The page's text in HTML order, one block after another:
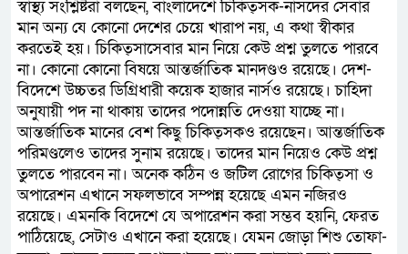
স্বাস্থ্য সংশ্লিষ্টরা বলছেন, বাংলাদেশে চিকিত্সক-নার্সদের সেবার
মান অন্য যে কোনো দেশের চেয়ে খারাপ নয়, এ কথা স্বীকার
করতেই হয়। চিকিত্সাসেবার মান নিয়ে কেউ প্রশ্ন তুলতে পারবে
না। কোনো কোনো বিষয়ে আন্তর্জাতিক মানদণ্ডও রয়েছে। দেশ-
বিদেশে উচ্চতর ডিগ্রিধারী কয়েক হাজার নার্সও রয়েছে। চাহিদা
অনুযায়ী পদ না থাকায় তাদের পদোন্নতি দেওয়া যাচ্ছে না।
আন্তর্জাতিক মানের বেশ কিছু চিকিত্সকও রয়েছেন। আন্তর্জাতিক
পরিমণ্ডলেও তাদের সুনাম রয়েছে। তাদের মান নিয়েও কেউ প্রশ্ন
তুলতে পারবেন না। অনেক কঠিন ও জটিল রোগের চিকিত্সা ও
অপারেশন এখানে সফলভাবে সম্পন্ন হয়েছে এমন নজিরও
রয়েছে। এমনকি বিদেশে যে অপারেশন করা সম্ভব হয়নি, ফেরত
পাঠিয়েছে, সেটাও এখানে করা হয়েছে। যেমন জোড়া শিশু তোফা-